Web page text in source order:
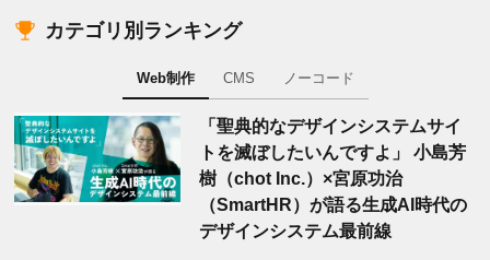
カテゴリ別ランキング
Web制作 CMS ノーコード
「聖典的なデザインシステムサイ
トを滅ぼしたいんですよ」 小島芳
樹（chot Inc.）×宮原功治
（SmartHR）が語る生成AI時代の
デザインシステム最前線